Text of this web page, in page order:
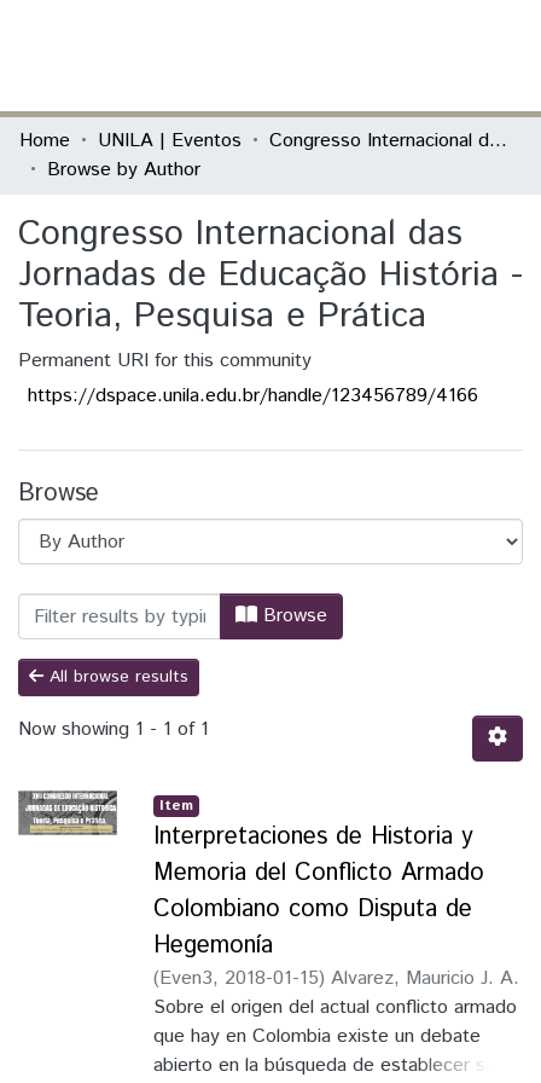
Communities & Collections
All of DSpace
Home UNILA | Eventos
Congresso Internacional das Jornadas de Educação História - Teoria, Pesquisa e Prática
Browse by Author
Congresso Internacional das
Jornadas de Educação História -
Teoria, Pesquisa e Prática
Permanent URI for this community
https://dspace.unila.edu.br/handle/123456789/4166
Browse
Browsing Congresso Internacional das
Browse
All browse results
Now showing 1 - 1 of 1
Item
Interpretaciones de Historia y
Memoria del Conflicto Armado
Colombiano como Disputa de
Hegemonía
(Even3, 2018-01-15) Alvarez, Mauricio J. A.
Sobre el origen del actual conflicto armado
que hay en Colombia existe un debate
abierto en la búsqueda de establecer su